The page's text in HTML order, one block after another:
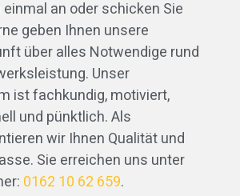
an oder schicken Sie
geben Ihnen unsere
über alles Notwendige rund
Unser
ist fachkundig, motiviert,
und pünktlich. Als
wir Ihnen Qualität und
Sie erreichen uns unter
0162 10 62 659.